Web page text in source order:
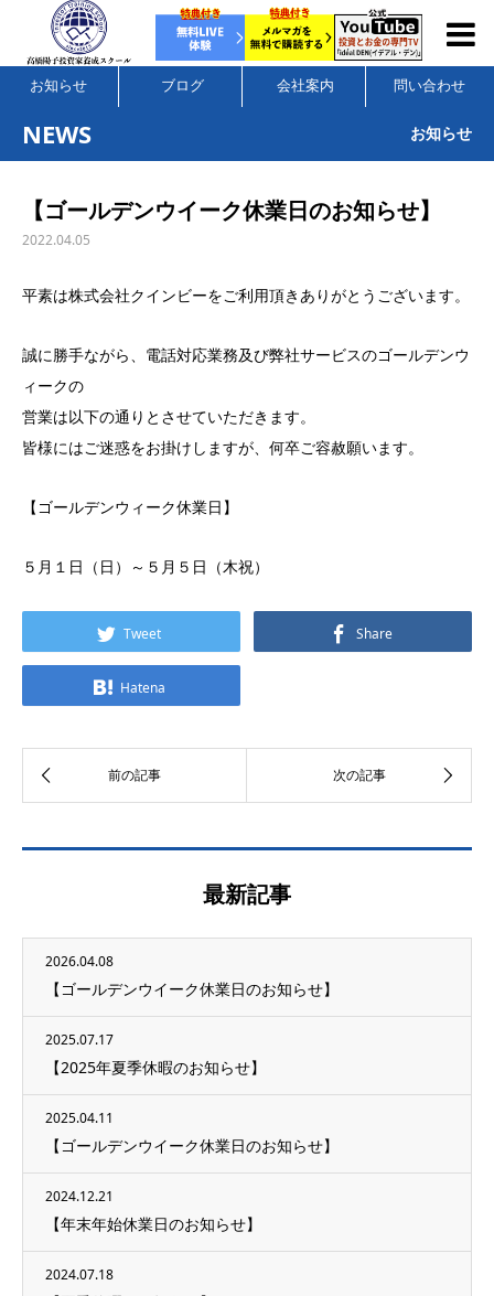
お知らせ ブログ 会社案内 問い合わせ
NEWS お知らせ
【ゴールデンウイーク休業日のお知らせ】
2022.04.05
平素は株式会社クインビーをご利用頂きありがとうございます。
誠に勝手ながら、電話対応業務及び弊社サービスのゴールデンウ
ィークの
営業は以下の通りとさせていただきます。
皆様にはご迷惑をお掛けしますが、何卒ご容赦願います。
【ゴールデンウィーク休業日】
５月１日（日）～５月５日（木祝）
Tweet Share
Hatena
最新記事
2026.04.08
【ゴールデンウイーク休業日のお知らせ】
2025.07.17
【2025年夏季休暇のお知らせ】
2025.04.11
【ゴールデンウイーク休業日のお知らせ】
2024.12.21
【年末年始休業日のお知らせ】
2024.07.18